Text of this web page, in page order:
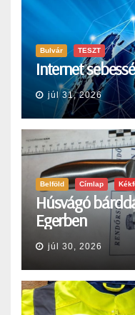
Bulvár TESZT
Internet
júl 31, 2026
Belföld Címlap
Húsvágó
Egerben
júl 30, 2026